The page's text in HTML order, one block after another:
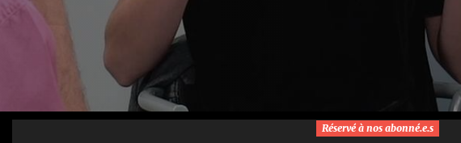
Réservé à nos abonné.e.s